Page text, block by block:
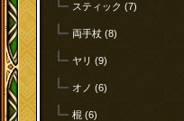
スティック (7)
両手杖 (8)
ヤリ (9)
オノ (6)
棍 (6)